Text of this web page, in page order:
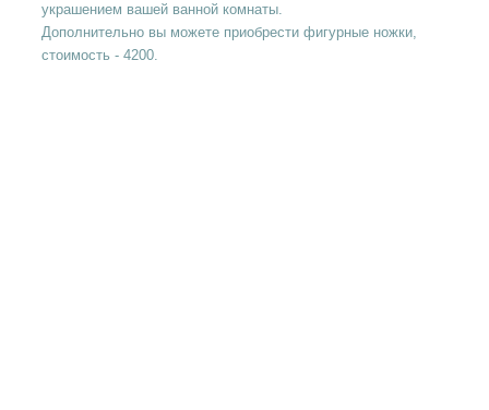
украшением вашей ванной комнаты.
Дополнительно вы можете приобрести фигурные ножки,
стоимость - 4200.